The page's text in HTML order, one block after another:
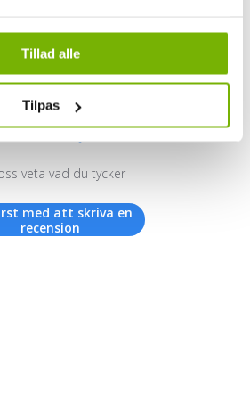
Tillad alle
Tilpas
efter stjärnor!
veta vad du tycker
med att skriva en
recension